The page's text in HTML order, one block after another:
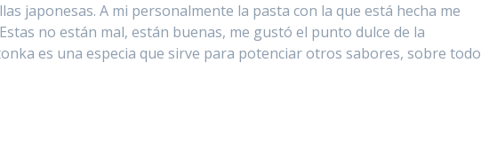
japonesas. A mi personalmente la pasta con la que está hecha me
no están mal, están buenas, me gustó el punto dulce de la
es una especia que sirve para potenciar otros sabores, sobre todo